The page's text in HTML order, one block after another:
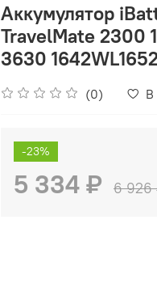
Аккумулятор
TravelMate 2300
3630
(0) В
-23%
5 334 ₽ 6 926